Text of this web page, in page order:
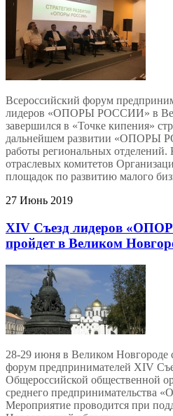
Всероссийский форум
лидеров «ОПОРЫ РОССИИ» в
завершился в «Точке кипения»
дальнейшем развитии «ОПОРЫ
работы региональных отделений.
отраслевых комитетов
площадок по развитию малого
27 Июнь 2019
XIV Съезд лидеров
пройдет в Великом
28-29 июня в Великом Новгороде
форум предпринимателей XIV
Общероссийской общественной
среднего
Мероприятие проводится при